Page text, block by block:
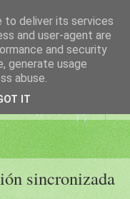
sincronizada
to deliver its services
and user-agent are
and security
generate usage
abuse.
IT